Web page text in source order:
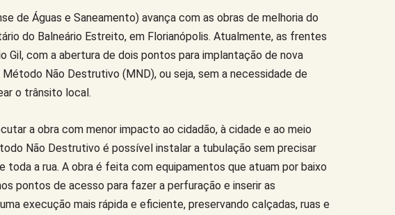
de Águas e Saneamento) avança com as obras de melhoria do
do Balneário Estreito, em Florianópolis. Atualmente, as frentes
Gil, com a abertura de dois pontos para implantação de nova
Não Destrutivo (MND), ou seja, sem a necessidade de
o trânsito local.
a obra com menor impacto ao cidadão, à cidade e ao meio
Não Destrutivo é possível instalar a tubulação sem precisar
toda a rua. A obra é feita com equipamentos que atuam por baixo
pontos de acesso para fazer a perfuração e inserir as
execução mais rápida e eficiente, preservando calçadas, ruas e